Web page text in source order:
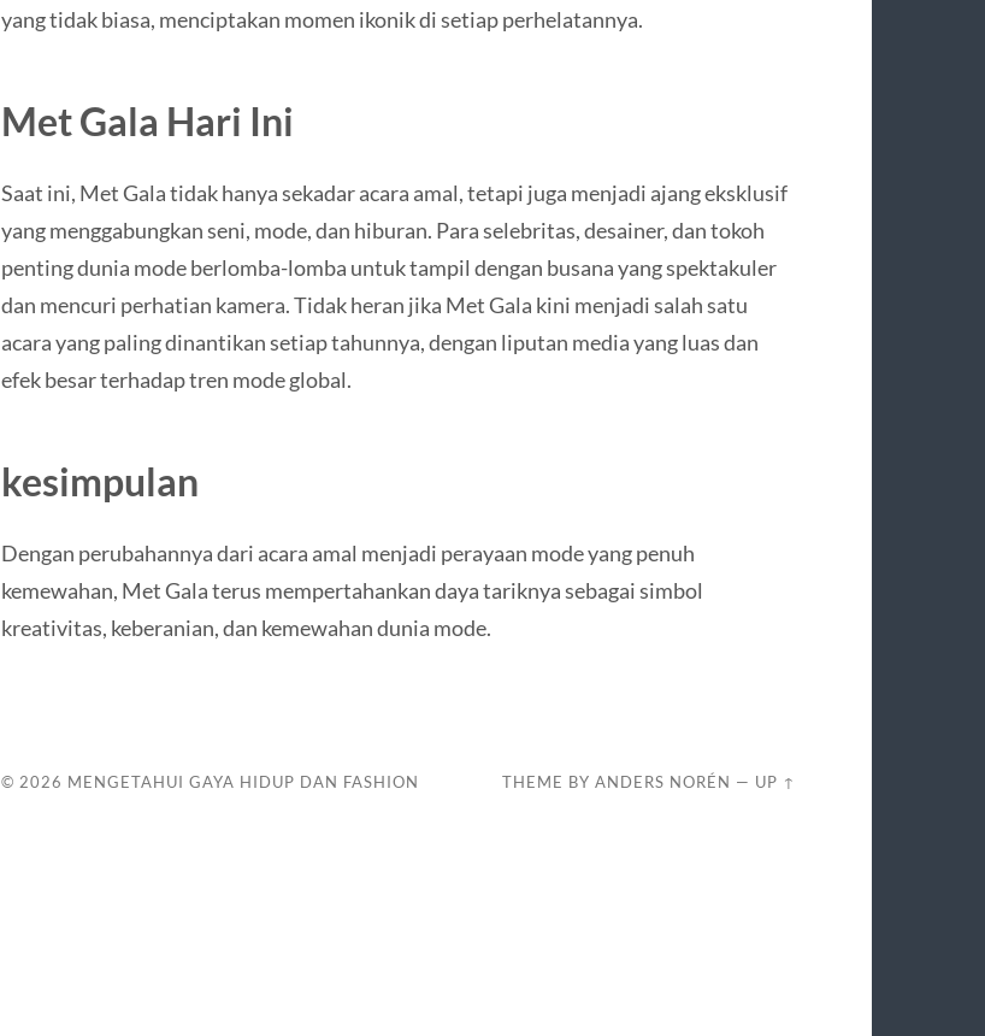
yang tidak biasa, menciptakan momen ikonik di setiap perhelatannya.
Met Gala Hari Ini
Saat ini, Met Gala tidak hanya sekadar acara amal, tetapi juga menjadi ajang eksklusif
yang menggabungkan seni, mode, dan hiburan. Para selebritas, desainer, dan tokoh
penting dunia mode berlomba-lomba untuk tampil dengan busana yang spektakuler
dan mencuri perhatian kamera. Tidak heran jika Met Gala kini menjadi salah satu
acara yang paling dinantikan setiap tahunnya, dengan liputan media yang luas dan
efek besar terhadap tren mode global.
kesimpulan
Dengan perubahannya dari acara amal menjadi perayaan mode yang penuh
kemewahan, Met Gala terus mempertahankan daya tariknya sebagai simbol
kreativitas, keberanian, dan kemewahan dunia mode.
© 2026 MENGETAHUI GAYA HIDUP DAN FASHION THEME BYANDERS NORÉN — UP ↑